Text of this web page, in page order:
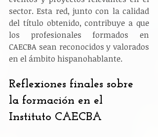
sector. Esta red, junto con la calidad
del título obtenido, contribuye a que
los profesionales formados en
CAECBA sean reconocidos y valorados
en el ámbito hispanohablante.
Reflexiones finales sobre
la formación en el
Instituto CAECBA